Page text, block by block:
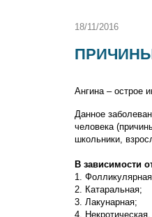
18/11/2016
Ангина – острое
Данное
человека
школьники,
В зависимости
1.
2. Катаральная;
3. Лакунарная;
4. Некротическая.